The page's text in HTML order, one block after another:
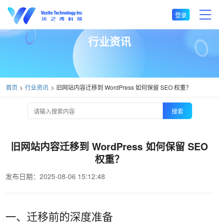
登录
行业资讯
首页 行业资讯 旧网站内容迁移到 WordPress 如何保留 SEO 权重？
搜索
旧网站内容迁移到 WordPress 如何保留 SEO
权重？
发布日期：2025-08-06 15:12:48
一、迁移前的深度准备